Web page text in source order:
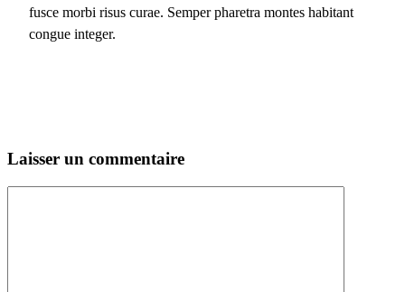
fusce morbi risus curae. Semper pharetra montes habitant
congue integer.
Laisser un commentaire